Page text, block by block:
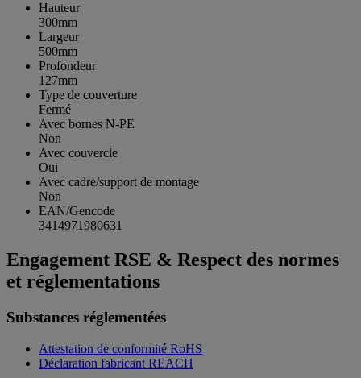
Hauteur
300mm
Largeur
500mm
Profondeur
127mm
Type de couverture
Fermé
Avec bornes N-PE
Non
Avec couvercle
Oui
Avec cadre/support de montage
Non
EAN/Gencode
3414971980631
Engagement RSE & Respect des normes
et réglementations
Substances réglementées
Attestation de conformité RoHS
Déclaration fabricant REACH